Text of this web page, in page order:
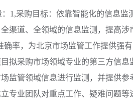
1,采购目标：依靠智能化的信息监
渠道、全领域的信息监测，提高
确率，为北京市场监管工作提供强
拟采购市场领域专业的第三方信
监管领域信息进行监测，并提供
专业团队对重点工作、疑难问题